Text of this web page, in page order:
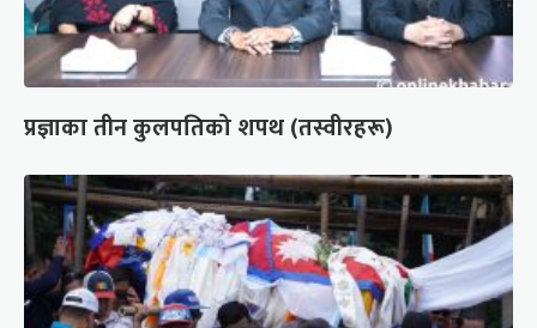
प्रज्ञाका तीन कुलपतिको शपथ (तस्वीरहरू)